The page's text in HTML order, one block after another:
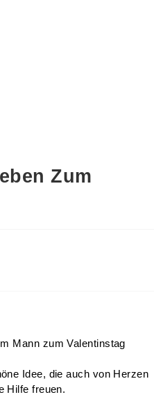
Zum
Mann zum Valentinstag
Idee, die auch von Herzen
Hilfe freuen.